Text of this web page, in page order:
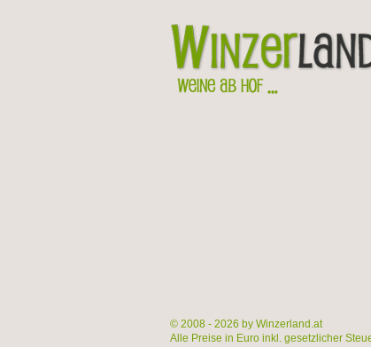
© 2008 - 2026 by Winzerland.at
Alle Preise in Euro inkl. gesetzlicher